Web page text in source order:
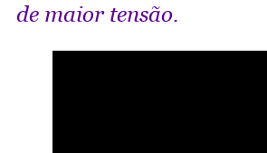
de maior tensão.